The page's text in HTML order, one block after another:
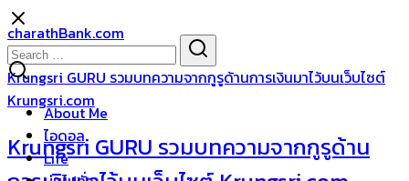
Skip
to
content
charathBank.com
About Me
ไอดอล
Life
Search
for:
Krungsri GURU รวมบทความจากกูรูด้านการเงินมาไว้บนเว็บไซต์
Krungsri.com
Krungsri GURU รวมบทความจากกูรูด้าน